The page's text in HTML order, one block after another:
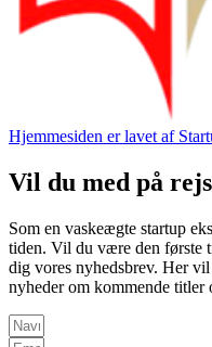
Hjemmesiden er lavet af
Vil du med på
Som en vaskeægte startup
tiden. Vil du være den første
dig vores nyhedsbrev. Her
nyheder om kommende